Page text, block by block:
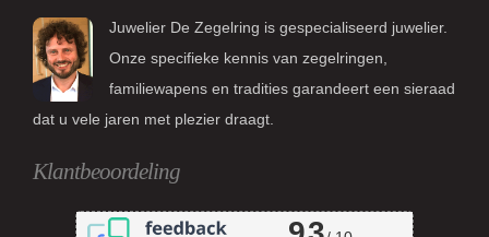
Juwelier De Zegelring is gespecialiseerd juwelier.
Onze specifieke kennis van zegelringen,
familiewapens en tradities garandeert een sieraad
dat u vele jaren met plezier draagt.
Klantbeoordeling